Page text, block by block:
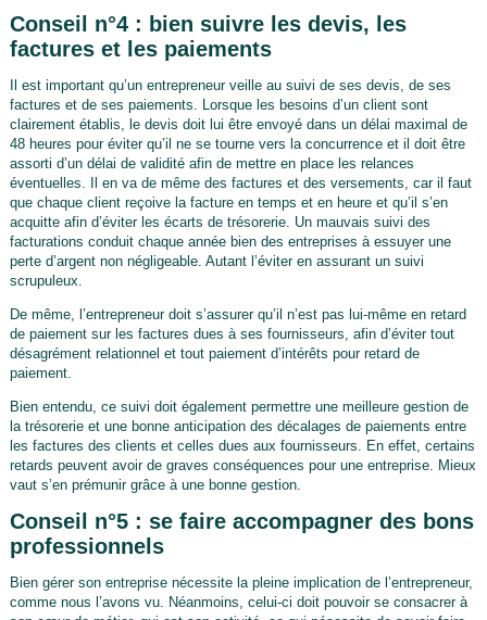
Conseil n°4 : bien suivre les devis, les
factures et les paiements
Il est important qu’un entrepreneur veille au suivi de ses devis, de ses
factures et de ses paiements. Lorsque les besoins d’un client sont
clairement établis, le devis doit lui être envoyé dans un délai maximal de
48 heures pour éviter qu’il ne se tourne vers la concurrence et il doit être
assorti d’un délai de validité afin de mettre en place les relances
éventuelles. Il en va de même des factures et des versements, car il faut
que chaque client reçoive la facture en temps et en heure et qu’il s’en
acquitte afin d’éviter les écarts de trésorerie. Un mauvais suivi des
facturations conduit chaque année bien des entreprises à essuyer une
perte d’argent non négligeable. Autant l’éviter en assurant un suivi
scrupuleux.
De même, l’entrepreneur doit s’assurer qu’il n’est pas lui-même en retard
de paiement sur les factures dues à ses fournisseurs, afin d’éviter tout
désagrément relationnel et tout paiement d’intérêts pour retard de
paiement.
Bien entendu, ce suivi doit également permettre une meilleure gestion de
la trésorerie et une bonne anticipation des décalages de paiements entre
les factures des clients et celles dues aux fournisseurs. En effet, certains
retards peuvent avoir de graves conséquences pour une entreprise. Mieux
vaut s’en prémunir grâce à une bonne gestion.
Conseil n°5 : se faire accompagner des bons
professionnels
Bien gérer son entreprise nécessite la pleine implication de l’entrepreneur,
comme nous l’avons vu. Néanmoins, celui-ci doit pouvoir se consacrer à